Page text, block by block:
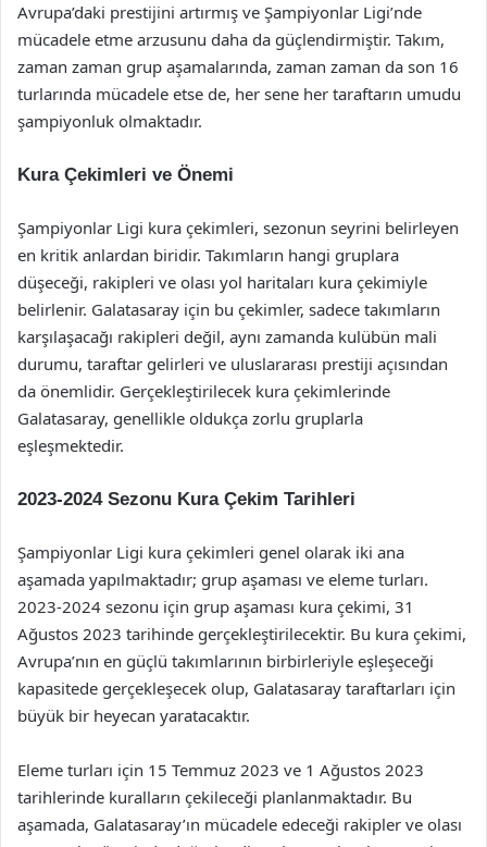
Avrupa’daki prestijini artırmış ve Şampiyonlar Ligi’nde
mücadele etme arzusunu daha da güçlendirmiştir. Takım,
zaman zaman grup aşamalarında, zaman zaman da son 16
turlarında mücadele etse de, her sene her taraftarın umudu
şampiyonluk olmaktadır.
Kura Çekimleri ve Önemi
Şampiyonlar Ligi kura çekimleri, sezonun seyrini belirleyen
en kritik anlardan biridir. Takımların hangi gruplara
düşeceği, rakipleri ve olası yol haritaları kura çekimiyle
belirlenir. Galatasaray için bu çekimler, sadece takımların
karşılaşacağı rakipleri değil, aynı zamanda kulübün mali
durumu, taraftar gelirleri ve uluslararası prestiji açısından
da önemlidir. Gerçekleştirilecek kura çekimlerinde
Galatasaray, genellikle oldukça zorlu gruplarla
eşleşmektedir.
2023-2024 Sezonu Kura Çekim Tarihleri
Şampiyonlar Ligi kura çekimleri genel olarak iki ana
aşamada yapılmaktadır; grup aşaması ve eleme turları.
2023-2024 sezonu için grup aşaması kura çekimi, 31
Ağustos 2023 tarihinde gerçekleştirilecektir. Bu kura çekimi,
Avrupa’nın en güçlü takımlarının birbirleriyle eşleşeceği
kapasitede gerçekleşecek olup, Galatasaray taraftarları için
büyük bir heyecan yaratacaktır.
Eleme turları için 15 Temmuz 2023 ve 1 Ağustos 2023
tarihlerinde kuralların çekileceği planlanmaktadır. Bu
aşamada, Galatasaray’ın mücadele edeceği rakipler ve olası